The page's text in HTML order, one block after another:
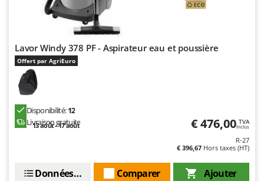
Prismafood
Rato
Reber
Redback
Resto Italia
Ribimex
Lavor Windy 378 PF - Aspirateur eau et poussière
Offert par AgriEuro
Disponibilité:12
Livraison gratuite
13 août - 17 août € 476,00 TVA
Inclus
R-27
€ 396,67 Hors taxes (HT)
Ajouter
Comparer
Données techniques